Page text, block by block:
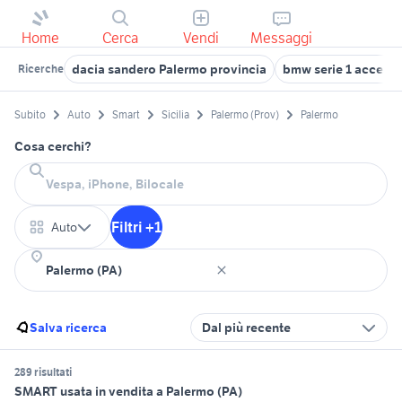
Home Cerca Vendi Messaggi
Ricerche dacia sandero Palermo provincia bmw serie 1
Subito Auto Smart Sicilia Palermo (Prov) Palermo
Cosa cerchi?
Auto Filtri +1
Salva ricerca Dal più recente
289 risultati
SMART usata in vendita a Palermo (PA)